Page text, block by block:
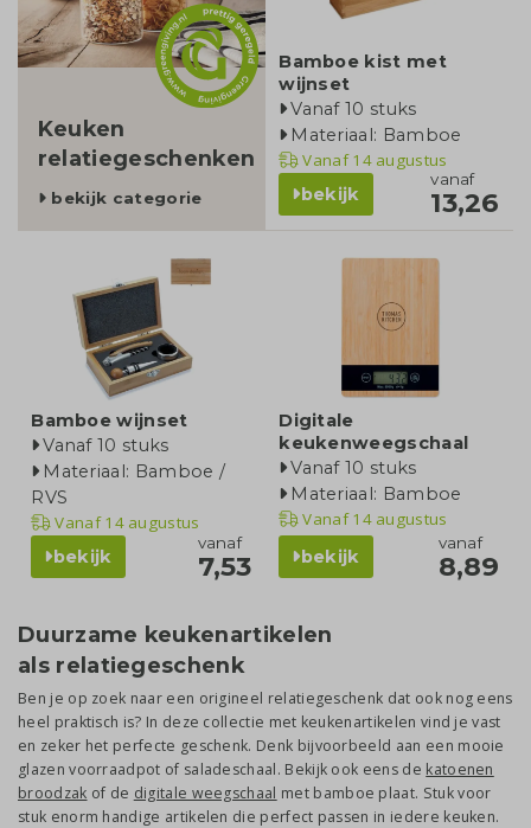
Keuken
relatiegeschenken
bekijk categorie
Bamboe kist met
wijnset
Vanaf 10 stuks
Materiaal: Bamboe
Vanaf14 augustus
bekijk
vanaf
13,26
Bamboe wijnset
Vanaf 10 stuks
Materiaal: Bamboe /
RVS
Vanaf14 augustus
bekijk
vanaf
7,53
Digitale
keukenweegschaal
Vanaf 10 stuks
Materiaal: Bamboe
Vanaf14 augustus
bekijk
vanaf
8,89
Duurzame keukenartikelen
als relatiegeschenk
Ben je op zoek naar een origineel relatiegeschenk dat ook nog eens
heel praktisch is? In deze collectie met keukenartikelen vind je vast
en zeker het perfecte geschenk. Denk bijvoorbeeld aan een mooie
glazen voorraadpot of saladeschaal. Bekijk ook eens de katoenen
broodzak of de digitale weegschaal met bamboe plaat. Stuk voor
stuk enorm handige artikelen die perfect passen in iedere keuken.